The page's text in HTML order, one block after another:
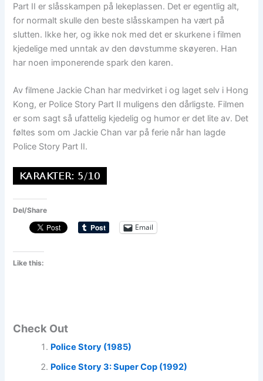
Part II er slåsskampen på lekeplassen. Det er egentlig alt,
for normalt skulle den beste slåsskampen ha vært på
slutten. Ikke her, og ikke nok med det er skurkene i filmen
kjedelige med unntak av den døvstumme skøyeren. Han
har noen imponerende spark den karen.
Av filmene Jackie Chan har medvirket i og laget selv i Hong
Kong, er Police Story Part II muligens den dårligste. Filmen
er som sagt så ufattelig kjedelig og humor er det lite av. Det
føltes som om Jackie Chan var på ferie når han lagde
Police Story Part II.
Del/Share
Email
Like this:
Check Out
Police Story (1985)
Police Story 3: Super Cop (1992)